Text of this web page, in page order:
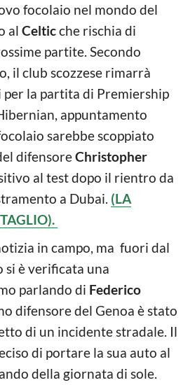
focolaio nel mondo del
al Celticche rischia di
partite. Secondo
il club scozzese rimarrà
per la partita di Premiership
appuntamento
sarebbe scoppiato
difensoreChristopher
al test dopo il rientro da
a Dubai. (LA
in campo, ma fuori dal
è verificata una
parlando di Federico
difensore del Genoa è stato
di un incidente stradale. Il
di portare la sua auto al
della giornata di sole.